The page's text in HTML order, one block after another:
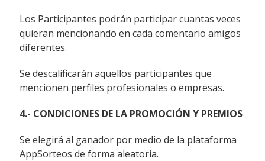
Los Participantes podrán participar cuantas veces
quieran mencionando en cada comentario amigos
diferentes.
Se descalificarán aquellos participantes que
mencionen perfiles profesionales o empresas.
4.- CONDICIONES DE LA PROMOCIÓN Y PREMIOS
Se elegirá al ganador por medio de la plataforma
AppSorteos de forma aleatoria.